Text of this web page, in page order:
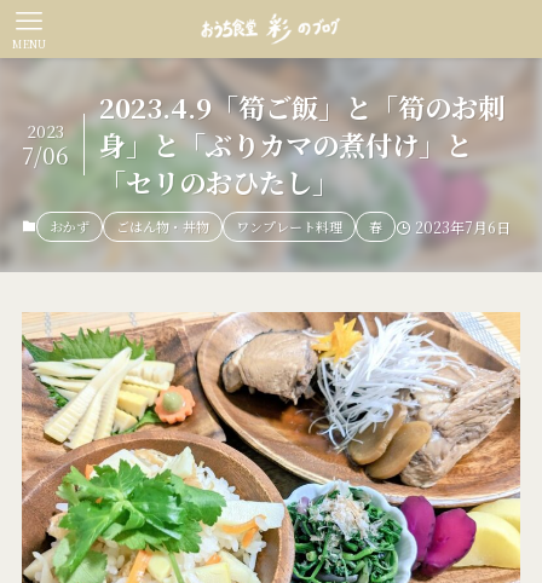
MENU
2023.4.9「筍ご飯」と「筍のお刺
身」と「ぶりカマの煮付け」と
「セリのおひたし」
2023
7/06
おかず ごはん物・丼物 ワンプレート料理 春 2023年7月6日